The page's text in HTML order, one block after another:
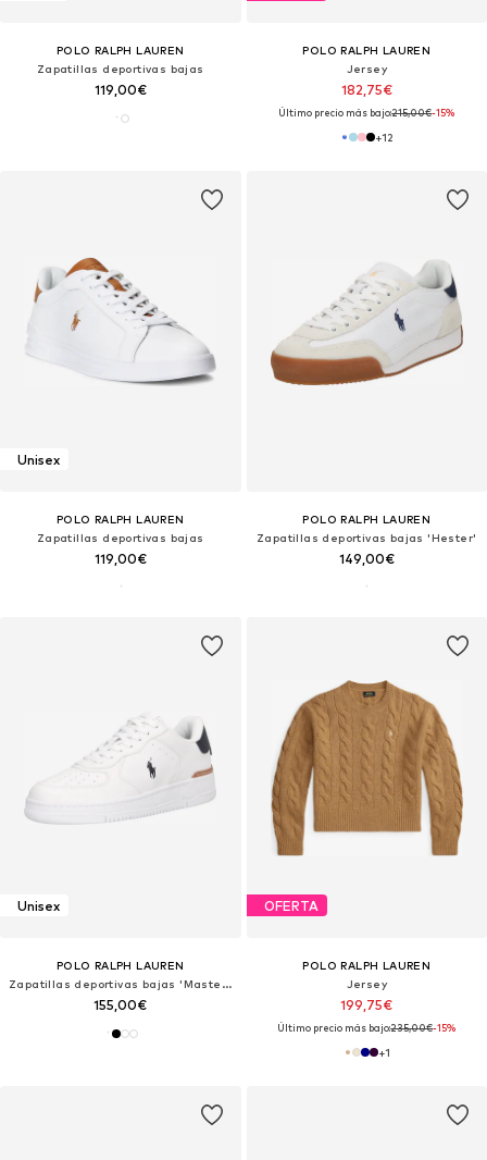
POLO RALPH LAUREN
Zapatillas deportivas bajas
119,00€
POLO RALPH LAUREN
Jersey
182,75€
Último precio más bajo:215,00€-15%
+12
Unisex
POLO RALPH LAUREN
Zapatillas deportivas bajas
119,00€
POLO RALPH LAUREN
Zapatillas deportivas bajas 'Hester'
149,00€
Unisex
POLO RALPH LAUREN
Zapatillas deportivas bajas 'Masters Court'
155,00€
OFERTA
POLO RALPH LAUREN
Jersey
199,75€
Último precio más bajo:235,00€-15%
+1